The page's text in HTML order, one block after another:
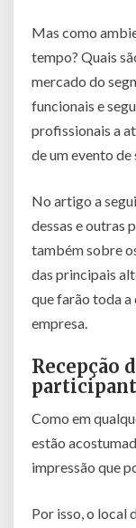
Mas como
tempo? Quais
mercado do
funcionais e
profissionais a
de um evento de
No artigo a
dessas e outras
também sobre
das principais
que farão toda a
empresa.
Recepção
Como em
estão
impressão que
Por isso, o local